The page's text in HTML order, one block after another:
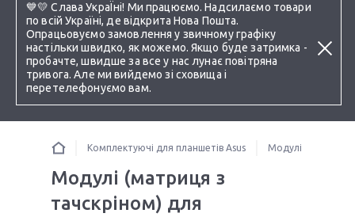
💙💛 Слава УкраЇні! Ми працюємо. Надсилаємо товари
по всій Україні, де відкрита Нова Пошта.
Опрацьовуємо замовлення у звичному графіку
настільки швидко, як можемо. Якщо буде затримка -
пробачте, швидше за все у нас лунає повітряна
тривога. Але ми вийдемо зі сховища і
перетелефонуємо вам.
Комплектуючі для планшетів Asus Модулі (матриця
Модулі (матриця з
тачскріном) для